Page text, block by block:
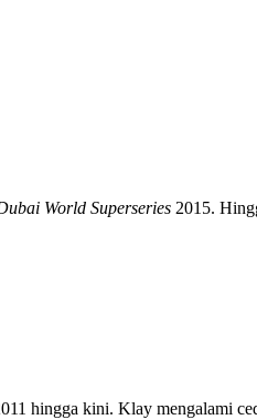
World Superseries 2015.
hingga kini. Klay mengalami